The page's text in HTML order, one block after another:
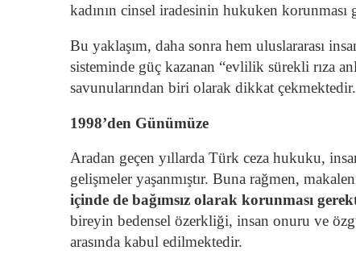
kadının cinsel iradesinin hukuken
Bu yaklaşım, daha sonra hem uluslararası
sisteminde güç kazanan “evlilik sürekli rıza
savunularından biri olarak dikkat çekmektedir.
1998’den Günümüze
Aradan geçen yıllarda Türk ceza hukuku,
gelişmeler yaşanmıştır. Buna rağmen,
içinde de bağımsız olarak korunması
bireyin bedensel özerkliği, insan onuru ve
arasında kabul edilmektedir.